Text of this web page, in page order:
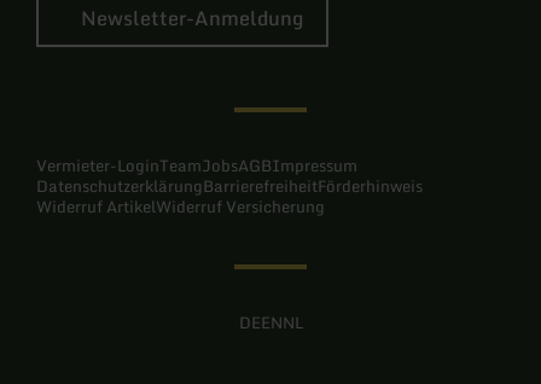
Newsletter-Anmeldung
Vermieter-LoginTeamJobsAGBImpressum
DatenschutzerklärungBarrierefreiheitFörderhinweis
Widerruf ArtikelWiderruf Versicherung
DEENNL